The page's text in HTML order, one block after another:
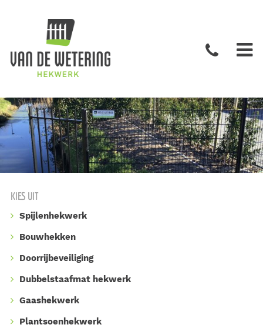
KIES UIT
Spijlenhekwerk
Bouwhekken
Doorrijbeveiliging
Dubbelstaafmat hekwerk
Gaashekwerk
Plantsoenhekwerk